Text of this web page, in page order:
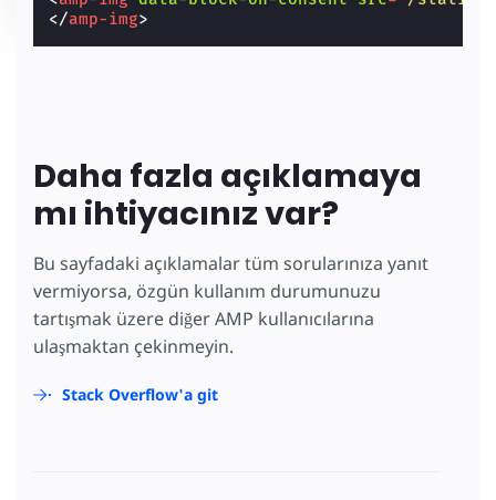
</amp-img>
Daha fazla açıklamaya
mı ihtiyacınız var?
Bu sayfadaki açıklamalar tüm sorularınıza yanıt
vermiyorsa, özgün kullanım durumunuzu
tartışmak üzere diğer AMP kullanıcılarına
ulaşmaktan çekinmeyin.
Stack Overflow'a git